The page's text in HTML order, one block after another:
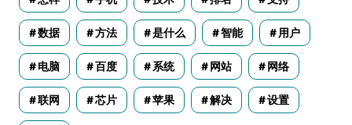
数据 方法 是什么 智能 用户
电脑 百度 系统 网站 网络
联网 芯片 苹果 解决 设置